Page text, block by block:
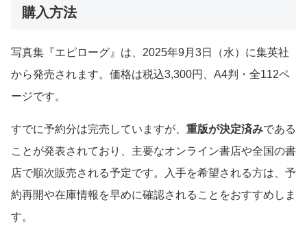
購入方法
写真集『エピローグ』は、2025年9月3日（水）に集英社
から発売されます。価格は税込3,300円、A4判・全112ペ
ージです。
すでに予約分は完売していますが、 重版が決定済みである
ことが発表されており、主要なオンライン書店や全国の書
店で順次販売される予定です。入手を希望される方は、予
約再開や在庫情報を早めに確認されることをおすすめしま
す。